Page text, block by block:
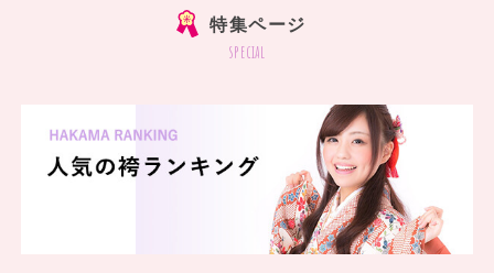
特集ページ
special